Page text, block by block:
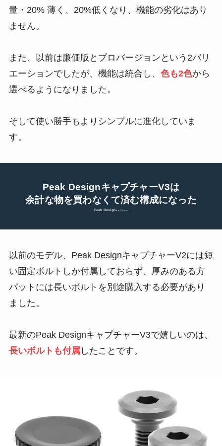
量・20% 薄く、20%低くなり、機能の劣化はあり
ません。
また、以前は廉価版とプロバージョンという2バリ
エーションでしたが、機能は統合し、 色も2色から
選べるようになりました。
そして使い勝手もよりシンプルに進化していま
す。
Peak DesignキャプチャーV3は
余計な物を買わなくて済む構成になった
Peak Designキャプチャー
以前のモデル、Peak DesignキャプチャーV2には短
い固定ボルトしか付属しておらず、厚みのある方
パットには長いボルトを別途購入する必要があり
ました。
最新のPeak DesignキャプチャーV3で嬉しいのは、
長いボルトも付属したことです。